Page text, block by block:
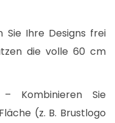
Sie Ihre Designs frei
die volle 60 cm
Kombinieren Sie
(z. B. Brustlogo